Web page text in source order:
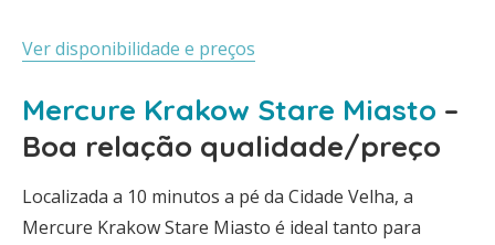
Ver disponibilidade e preços
Mercure Krakow Stare Miasto –
Boa relação qualidade/preço
Localizada a 10 minutos a pé da Cidade Velha, a
Mercure Krakow Stare Miasto é ideal tanto para